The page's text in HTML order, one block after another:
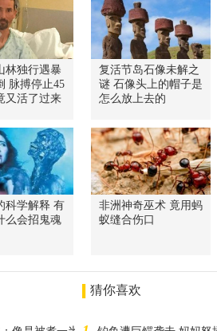
林独行遇暴
脉搏停止45
又活了过来
复活节岛石像未解之
谜 石像头上的帽子是
怎么放上去的
科学解释 有
么会招鬼魂
非洲神奇巫术 竟用蚂
蚁缝合伤口
猜你喜欢